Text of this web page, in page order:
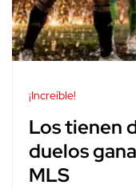
¡Increíble!
Los tienen
duelos
MLS